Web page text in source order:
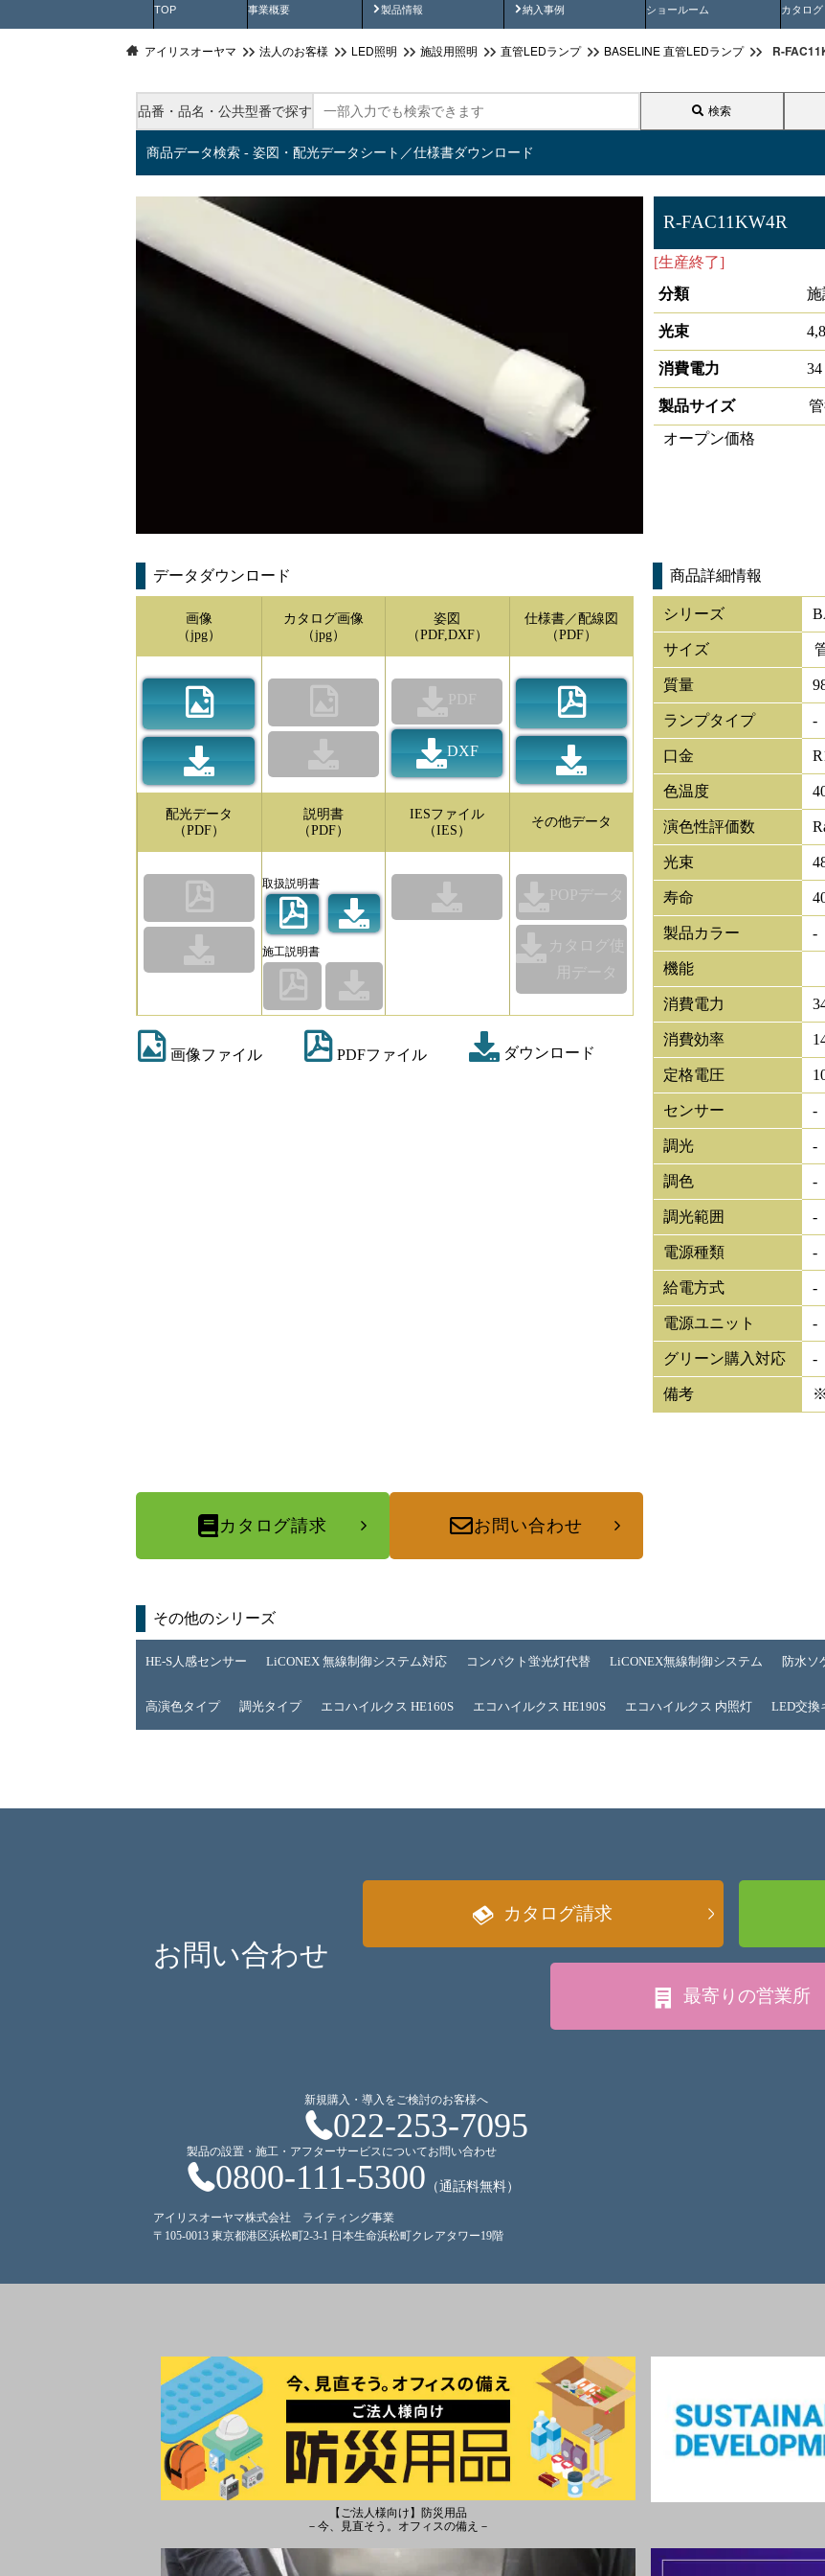
TOP 事業概要 製品情報
製品動画 納入事例
納入事例動画 ショールーム カタログ
アイリスオーヤマ 法人のお客様 LED照明 施設用照明 直管LEDランプ BASELINE 直管LEDランプ R-
品番・品名・公共型番で探す 検索
商品データ検索 - 姿図・配光データシート／仕様書ダウンロード
R-FAC11KW4R
[生産終了]
分類
光束
消費電力 34
製品サイズ
オープン価格
データダウンロード
画像
（jpg）
カタログ画像
（jpg）
姿図
（PDF,DXF）
PDF
DXF
仕様書／配線図
（PDF）
配光データ
（PDF）
説明書
（PDF）
取扱説明書
施工説明書
IESファイル
（IES）
その他データ
POPデータ
カタログ使
用データ
画像ファイル PDFファイル ダウンロード
商品詳細情報
シリーズ
サイズ
質量
ランプタイプ -
口金
色温度
演色性評価数
光束
寿命
製品カラー -
機能
消費電力
消費効率
定格電圧
センサー -
調光 -
調色 -
調光範囲 -
電源種類 -
給電方式 -
電源ユニット -
グリーン購入対応 -
備考
カタログ請求 お問い合わせ
その他のシリーズ
HE-S人感センサー LiCONEX 無線制御システム対応 コンパクト蛍光灯代替 LiCONEX無線制御システム 防水ソ
高演色タイプ 調光タイプ エコハイルクス HE160S エコハイルクス HE190S エコハイルクス 内照灯 LED交換
お問い合わせ
カタログ請求
最寄りの営業所
新規購入・導入をご検討のお客様へ
022-253-7095
製品の設置・施工・アフターサービスについてお問い合わせ
0800-111-5300 （通話料無料）
アイリスオーヤマ株式会社 ライティング事業
〒105-0013 東京都港区浜松町2-3-1 日本生命浜松町クレアタワー19階
【ご法人様向け】防災用品
－今、見直そう。オフィスの備え－